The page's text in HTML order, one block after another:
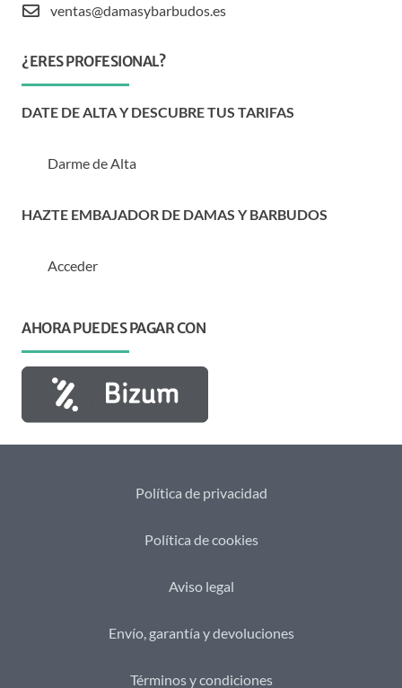
ventas@damasybarbudos.es
¿ERES PROFESIONAL?
DATE DE ALTA Y DESCUBRE TUS TARIFAS
Darme de Alta
HAZTE EMBAJADOR DE DAMAS Y BARBUDOS
Acceder
AHORA PUEDES PAGAR CON
Política de privacidad
Política de cookies
Aviso legal
Envío, garantía y devoluciones
Términos y condiciones